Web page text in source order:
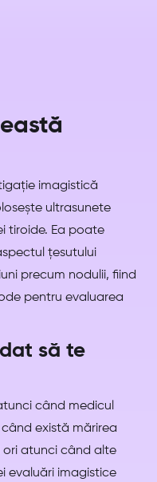
imagistică
ultrasunete
tiroide. Ea poate
țesutului
precum nodulii, fiind
pentru evaluarea
să te
când medicul
există mărirea
ori atunci când alte
evaluări imagistice